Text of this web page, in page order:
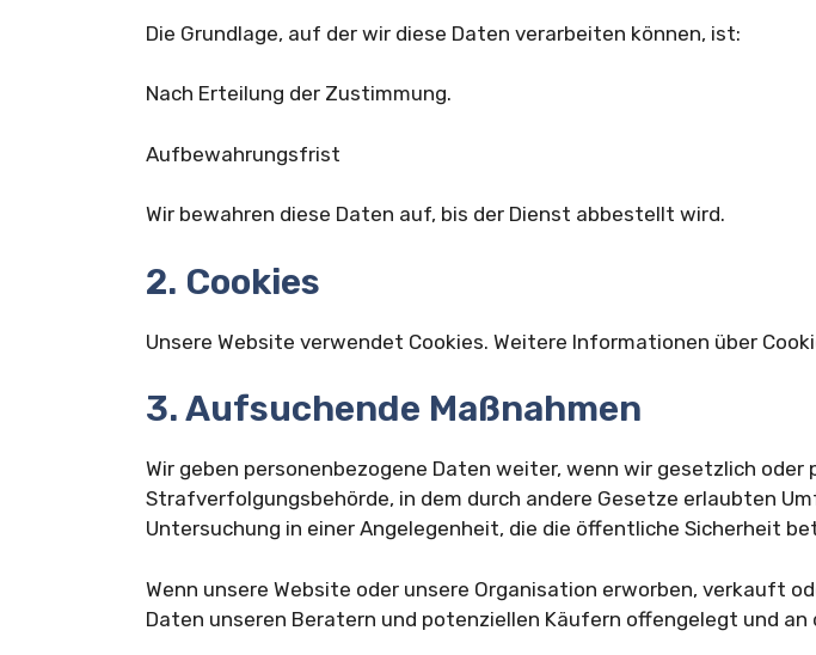
Die Grundlage, auf der wir diese Daten verarbeiten können, ist:
Nach Erteilung der Zustimmung.
Aufbewahrungsfrist
Wir bewahren diese Daten auf, bis der Dienst abbestellt wird.
2. Cookies
Unsere Website verwendet Cookies. Weitere Informationen über
3. Aufsuchende Maßnahmen
Wir geben personenbezogene Daten weiter, wenn wir gesetzlich
Strafverfolgungsbehörde, in dem durch andere Gesetze erlaubten
Untersuchung in einer Angelegenheit, die die öffentliche Sicherheit
Wenn unsere Website oder unsere Organisation erworben, verkauft
Daten unseren Beratern und potenziellen Käufern offengelegt und